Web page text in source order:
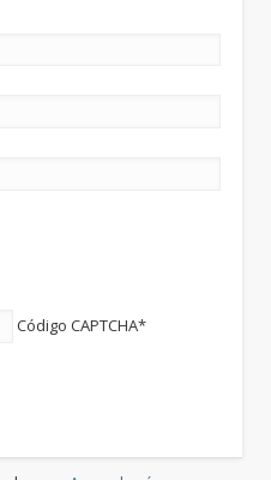
Código CAPTCHA*